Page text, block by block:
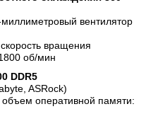
вентилятор
вращения
об/мин
DDR5
ASRock)
оперативной памяти: